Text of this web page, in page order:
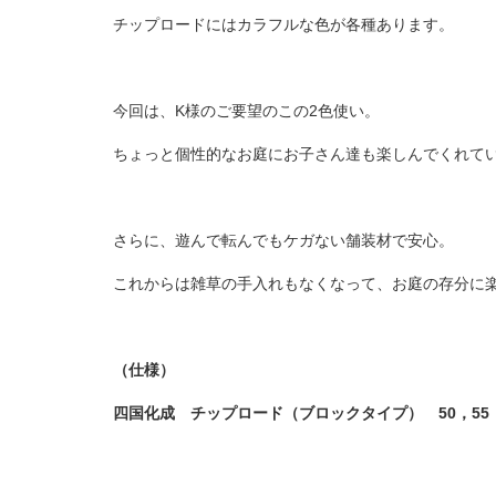
チップロードにはカラフルな色が各種あります。
今回は、K様のご要望のこの2色使い。
ちょっと個性的なお庭にお子さん達も楽しんでくれて
さらに、遊んで転んでもケガない舗装材で安心。
これからは雑草の手入れもなくなって、お庭の存分に
（仕様）
四国化成 チップロード（ブロックタイプ） 50，55